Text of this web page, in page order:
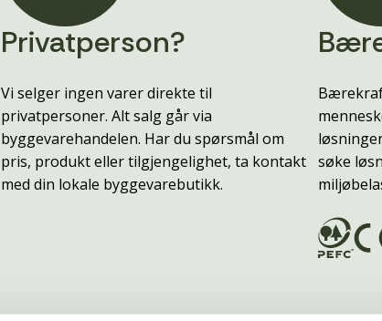
Privatperson?
Vi selger ingen varer direkte til
privatpersoner. Alt salg går via
byggevarehandelen. Har du spørsmål om
pris, produkt eller tilgjengelighet, ta kontakt
med din lokale byggevarebutikk.
søke